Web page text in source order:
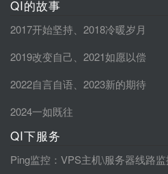
QI的故事
2017开始坚持
2018冷暖岁月
2019改变自己
2021如愿以偿
2022自言自语
2023新的期待
2024一如既往
QI下服务
Ping监控 ：VPS主机\服务器线路